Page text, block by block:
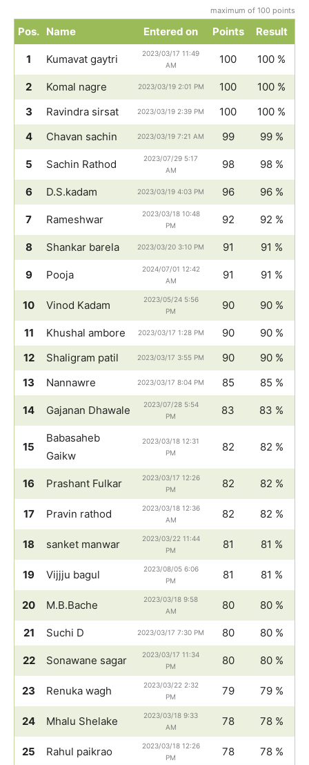
maximum of 100 points
Pos. Name Entered on Points Result
1 Kumavat gaytri
2023/03/17 11:49
AM
100 100 %
2 Komal nagre 2023/03/19 2:01 PM 100
100 %
3
Ravindra sirsat 2023/03/19 2:39 PM 100
100 %
4
Chavan sachin 2023/03/19 7:21 AM 99 99 %
5 Sachin Rathod
2023/07/29 5:17
AM
98 98 %
6 D.S.kadam 2023/03/19 4:03 PM 96 96 %
7 Rameshwar
2023/03/18 10:48
PM
92 92 %
8 Shankar barela 2023/03/20 3:10 PM 91 91 %
9 Pooja
2024/07/01 12:42
AM
91 91 %
10 Vinod Kadam
2023/05/24 5:56
PM
90 90 %
11 Khushal ambore 2023/03/17 1:28 PM 90
90 %
12
Shaligram patil 2023/03/17 3:55 PM 90
90 %
13
Nannawre 2023/03/17 8:04 PM 85 85 %
14 Gajanan Dhawale
2023/07/28 5:54
PM
83 83 %
15
Babasaheb
Gaikw
2023/03/18 12:31
PM
82 82 %
16 Prashant Fulkar
2023/03/17 12:26
PM
82 82 %
17 Pravin rathod
2023/03/18 12:36
AM
82 82 %
18 sanket manwar
2023/03/22 11:44
PM
81 81 %
19 Vijjju bagul
2023/08/05 6:06
PM
81 81 %
20 M.B.Bache
2023/03/18 9:58
AM
80 80 %
21 Suchi D 2023/03/17 7:30 PM 80 80 %
22 Sonawane sagar
2023/03/17 11:34
PM
80 80 %
23 Renuka wagh
2023/03/22 2:32
PM
79 79 %
24 Mhalu Shelake
2023/03/18 9:33
AM
78 78 %
25 Rahul paikrao
2023/03/18 12:26
PM
78 78 %